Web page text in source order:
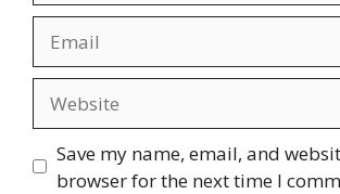
Save my name, email, and
browser for the next time I